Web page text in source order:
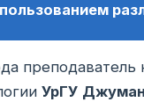
УрГУ